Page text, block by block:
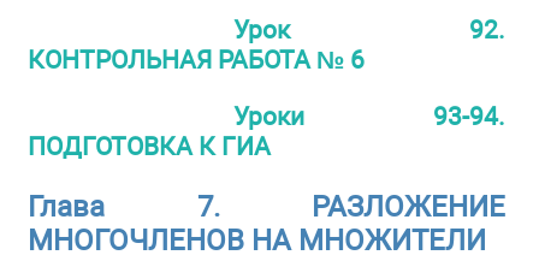
Урок 92.
КОНТРОЛЬНАЯ РАБОТА № 6
Уроки 93-94.
ПОДГОТОВКА К ГИА
Глава 7. РАЗЛОЖЕНИЕ
МНОГОЧЛЕНОВ НА МНОЖИТЕЛИ